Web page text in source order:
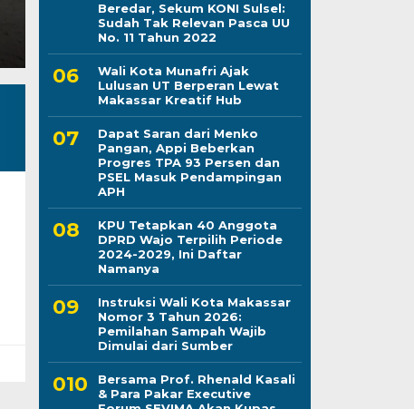
Beredar, Sekum KONI Sulsel:
Sudah Tak Relevan Pasca UU
No. 11 Tahun 2022
Wali Kota Munafri Ajak
Lulusan UT Berperan Lewat
Makassar Kreatif Hub
Dapat Saran dari Menko
Pangan, Appi Beberkan
Progres TPA 93 Persen dan
PSEL Masuk Pendampingan
APH
KPU Tetapkan 40 Anggota
DPRD Wajo Terpilih Periode
2024-2029, Ini Daftar
Namanya
Instruksi Wali Kota Makassar
Nomor 3 Tahun 2026:
Pemilahan Sampah Wajib
Dimulai dari Sumber
Bersama Prof. Rhenald Kasali
& Para Pakar Executive